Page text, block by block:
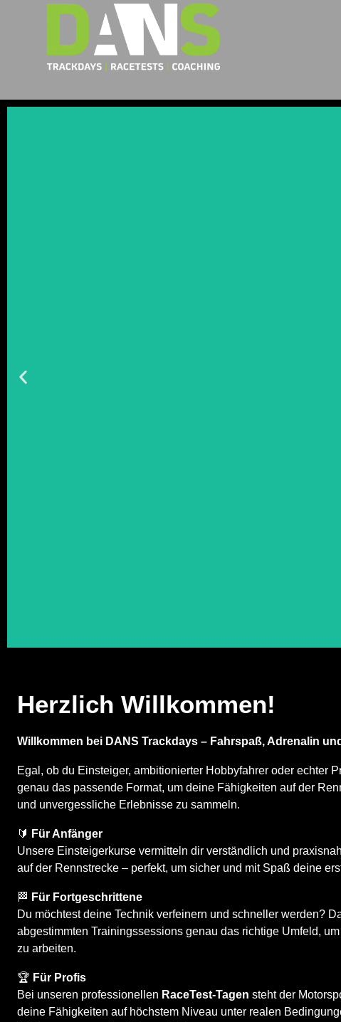
Herzlich Willkommen!
Willkommen bei DANS Trackdays – Fahrspaß, Adrenalin
Egal, ob du Einsteiger, ambitionierter Hobbyfahrer oder echter
genau das passende Format, um deine Fähigkeiten auf der
und unvergessliche Erlebnisse zu sammeln.
🔰 Für Anfänger
Unsere Einsteigerkurse vermitteln dir verständlich und
auf der Rennstrecke – perfekt, um sicher und mit Spaß deine
🏁 Für Fortgeschrittene
Du möchtest deine Technik verfeinern und schneller werden?
abgestimmten Trainingssessions genau das richtige Umfeld,
zu arbeiten.
🏆 Für Profis
Bei unseren professionellen RaceTest-Tagen steht der
deine Fähigkeiten auf höchstem Niveau unter realen